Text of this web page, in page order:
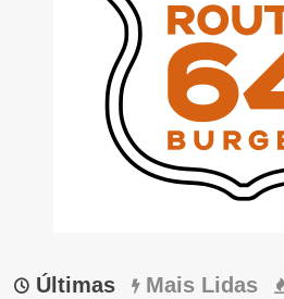
Últimas Mais Lidas